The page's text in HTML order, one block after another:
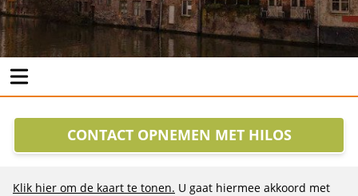
CONTACT OPNEMEN MET HILOS
Klik hier om de kaart te tonen. U gaat hiermee akkoord met